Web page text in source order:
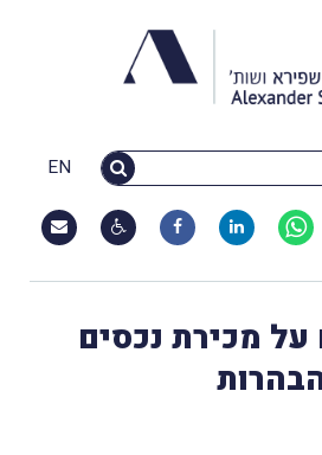
EN
על מכירת נכסים